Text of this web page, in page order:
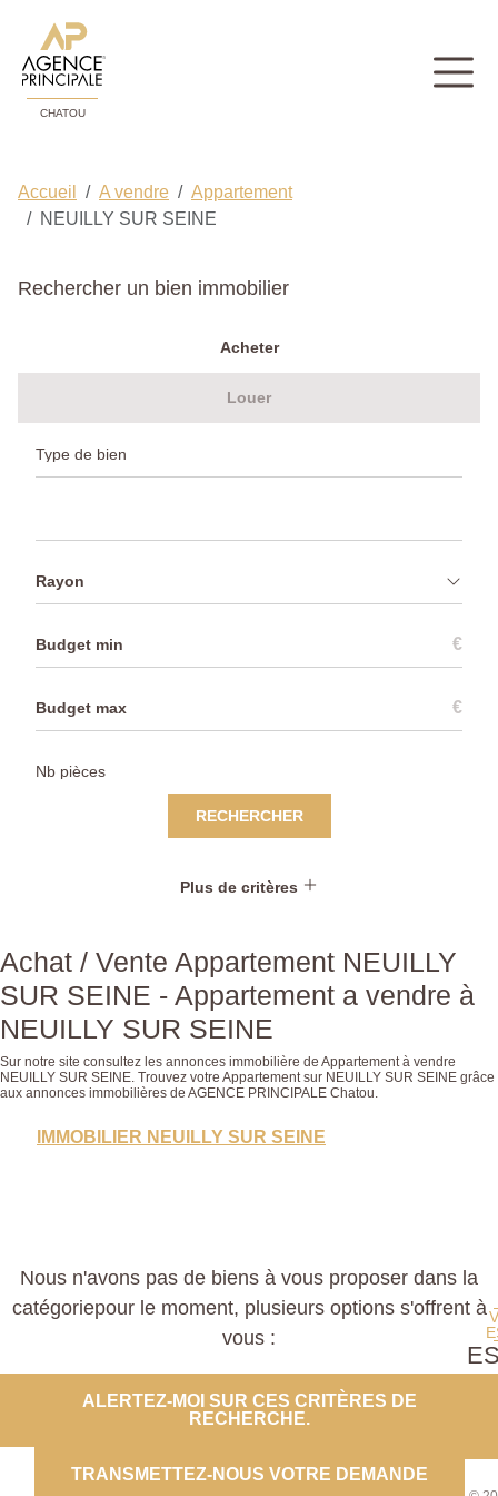
CHATOU
Accueil A vendre
Appartement
NEUILLY SUR SEINE
Rechercher un bien immobilier
Acheter
Louer
Rayon
€
€
RECHERCHER
Plus de critères
Achat / Vente Appartement NEUILLY
SUR SEINE - Appartement a vendre à
NEUILLY SUR SEINE
Sur notre site consultez les annonces immobilière de Appartement à vendre
NEUILLY SUR SEINE. Trouvez votre Appartement sur NEUILLY SUR SEINE grâce
aux annonces immobilières de AGENCE PRINCIPALE Chatou.
IMMOBILIER NEUILLY SUR SEINE
Nous n'avons pas de biens à vous proposer dans la
catégoriepour le moment, plusieurs options s'offrent à
vous :
ALERTEZ-MOI SUR CES CRITÈRES DE
RECHERCHE.
TRANSMETTEZ-NOUS VOTRE DEMANDE